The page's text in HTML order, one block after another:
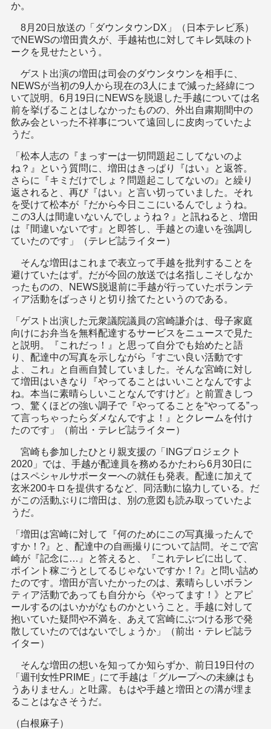
か。
8月20日放送の「ダウンタウンDX」（日本テレビ系）
でNEWSの増田貴久が、手越祐也に対してキレ気味のト
ークを見せたという。
ゲスト出演の増田は司会のダウンタウンを相手に、
NEWSが当初の9人から現在の3人にまで減った経緯につ
いて説明。6月19日にNEWSを脱退した手越については名
前を挙げることはしなかったものの、外出自粛期間中の
飲み会といった不祥事について遠回しに皮肉っていたよ
うだ。
「松本人志の『まっすーは一切問題起こしてないのよ
ね？』という質問に、増田はきっぱり『はい』と返答。
さらに『キミだけでしょ？問題起こしてないの』と繰り
返されると、再び『はい』と言い切っていました。それ
を受けて松本が『だから今日ここにいるんでしょうね。
この3人は間違いないんでしょうね？』と訊ねると、増田
は『間違いないです』と即答し、手越との違いを強調し
ていたのです」（テレビ誌ライター）
そんな増田はこれまで表立って手越を批判することを
避けていたはず。だが今回の放送では名指しこそしなか
ったものの、NEWS脱退前に手越が行っていたボランテ
ィア活動をばっさりと切り捨てたというのである。
「ゲスト出演した元衆議院議員の宮崎謙介は、母子家庭
向けにお弁当を無料配達するサービスをニュースで見た
と説明。『これだっ！』と思って自分でも始めたと語
り、配達中の写真を示しながら『すごい良い活動です
よ、これ』と自画自賛していました。そんな宮崎に対し
て増田はいきなり『やってることはいいことなんですよ
ね。本当に素晴らしいことなんですけど』と前置きしつ
つ、驚くほどの強い調子で『やってることを“やってる”っ
て言っちゃったらダメなんですよ！』とクレームを付け
たのです」（前出・テレビ誌ライター）
宮崎も参加したひとり親支援の「INGプロジェクト
2020」では、手越が配達員を務めるかたわら6月30日に
はスペシャルサポーターへの就任も発表。配達に加えて
玄米200キロを提供するなど、同活動に協力している。だ
がこの活動ぶりに増田は、別の意図も読み取っていたよ
うだ。
「増田は宮崎に対して『何のためにこの写真撮ったんで
すか！?』と、配達中の自画撮りについて詰問。そこで宮
崎が『記念に…』と答えると、『これテレビに出して、
ポイント稼ごうとしてるじゃないですか！?』と問い詰め
たのです。増田が言いたかったのは、素晴らしいボラン
ティア活動であっても自分から《やってます！》とアピ
ールするのはいかがなものかということ。手越に対して
抱いていた疑問や不満を、あえて宮崎にぶつける形で発
散していたのではないでしょうか」（前出・テレビ誌ラ
イター）
そんな増田の想いを知ってか知らずか、前日19日付の
「週刊女性PRIME」にて手越は「グループへの未練はも
うありません」と吐露。もはや手越と増田との溝が埋ま
ることはなさそうだ。
（白根麻子）